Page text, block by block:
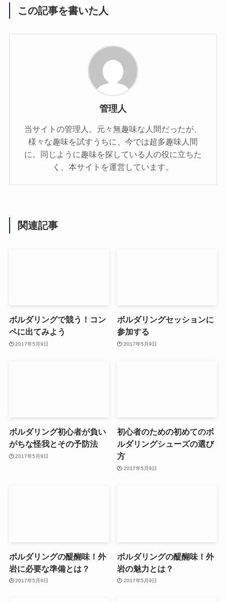
この記事を書いた人
管理人
当サイトの管理人。元々無趣味な人間だったが、
様々な趣味を試すうちに、今では超多趣味人間
に。同じように趣味を探している人の役に立ちた
く、本サイトを運営しています。
関連記事
ボルダリングで競う！コン
ペに出てみよう
2017年5月9日
ボルダリングセッションに
参加する
2017年5月9日
ボルダリング初心者が負い
がちな怪我とその予防法
2017年5月9日
初心者のための初めてのボ
ルダリングシューズの選び
方
2017年5月9日
ボルダリングの醍醐味！外
岩に必要な準備とは？
2017年5月9日
ボルダリングの醍醐味！外
岩の魅力とは？
2017年5月9日